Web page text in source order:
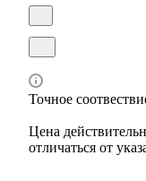
Точное
Цена
отличаться от